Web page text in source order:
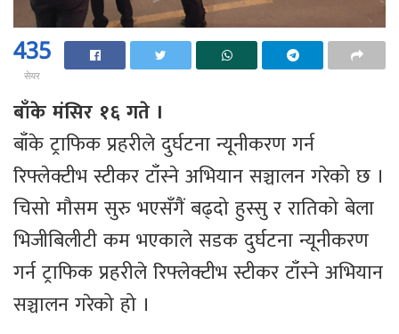
435
सेयर
बाँके मंसिर १६ गते ।
बाँके ट्राफिक प्रहरीले दुर्घटना न्यूनीकरण गर्न
रिफ्लेक्टीभ स्टीकर टाँस्ने अभियान सञ्चालन गरेको छ ।
चिसो मौसम सुरु भएसँगैं बढ्दो हुस्सु र रातिको बेला
भिजीबिलीटी कम भएकाले सडक दुर्घटना न्यूनीकरण
गर्न ट्राफिक प्रहरीले रिफ्लेक्टीभ स्टीकर टाँस्ने अभियान
सञ्चालन गरेको हो ।